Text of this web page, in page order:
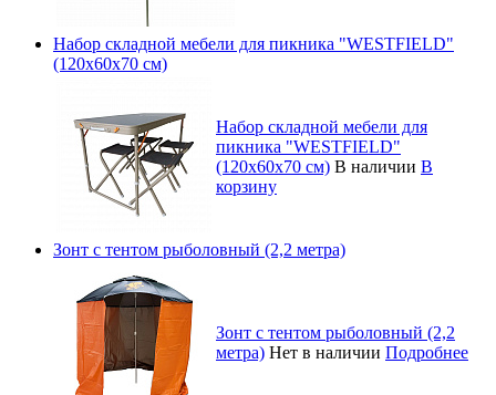
Набор складной мебели для пикника "WESTFIELD"
(120х60х70 см)
Набор складной мебели для
пикника "WESTFIELD"
(120х60х70 см) В наличии В
корзину
Зонт с тентом рыболовный (2,2 метра)
Зонт с тентом рыболовный (2,2
метра) Нет в наличии Подробнее